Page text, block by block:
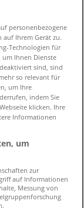
in
zu
personenbezogene
Ihrem Gerät zu.
Technologien für
um Ihnen Dienste
sind, sind
so relevant für
um Ihre
indem Sie
klicken. Ihre
Informationen
um
zur
auf Informationen
Messung von